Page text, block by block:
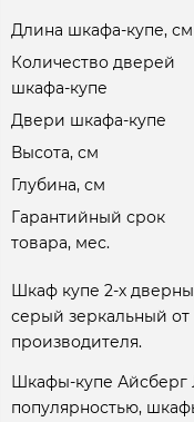
Длина шкафа-купе, см
Количество дверей
шкафа-купе
Двери шкафа-купе
Высота, см
Глубина, см
Гарантийный срок
товара, мес.
Шкаф купе 2-х
серый зеркальный
производителя.
Шкафы-купе Айсберг
популярностью,